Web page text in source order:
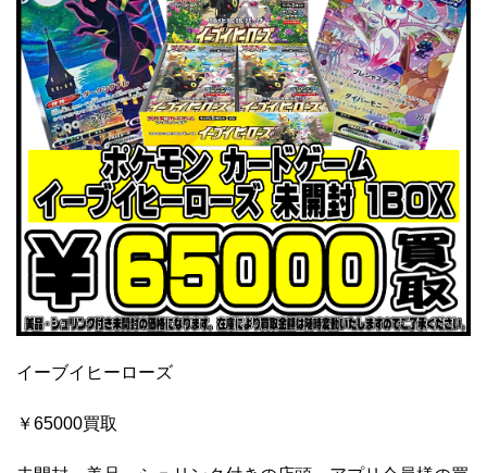
イーブイヒーローズ
￥65000買取